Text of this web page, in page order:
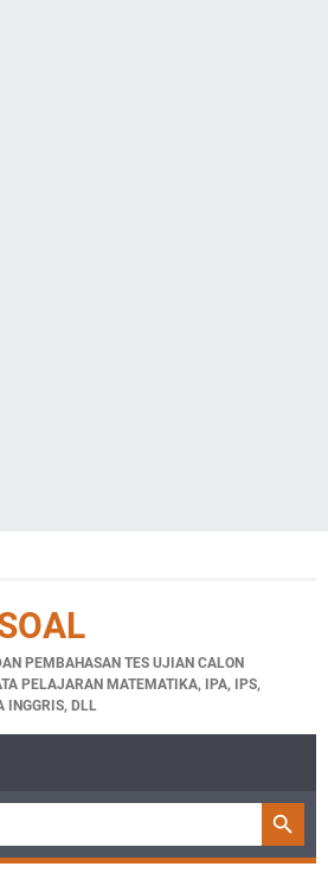
PEMBAHASAN TES UJIAN CALON
PELAJARAN MATEMATIKA, IPA, IPS,
INGGRIS, DLL